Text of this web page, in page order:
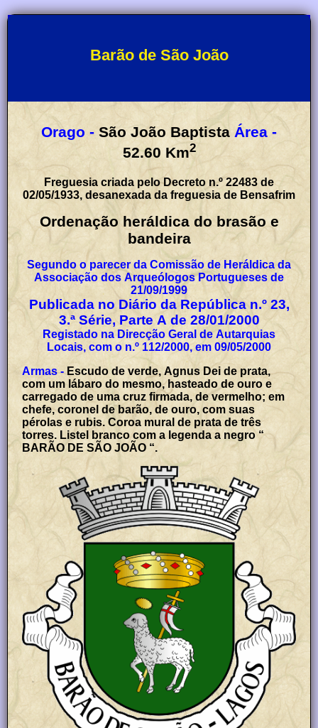
Barão de São João
Orago - São João Baptista
Área -
52.60 Km2
Freguesia criada pelo Decreto n.º 22483 de
02/05/1933, desanexada da freguesia de Bensafrim
Ordenação heráldica do brasão e
bandeira
Segundo o parecer da Comissão de Heráldica da
Associação dos Arqueólogos Portugueses de
21/09/1999
Publicada no Diário da República n.º 23,
3.ª Série, Parte A de 28/01/2000
Registado na Direcção Geral de Autarquias
Locais, com o n.º 112/2000, em 09/05/2000
Armas - Escudo de verde, Agnus Dei de prata,
com um lábaro do mesmo, hasteado de ouro e
carregado de uma cruz firmada, de vermelho; em
chefe, coronel de barão, de ouro, com suas
pérolas e rubis. Coroa mural de prata de três
torres. Listel branco com a legenda a negro “
BARÃO DE SÃO JOÃO “.